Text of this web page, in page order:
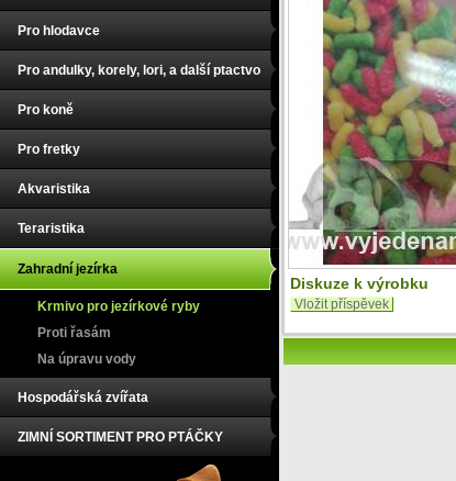
Diskuze k výrobku
Vložit příspěvek
Pro hlodavce
Pro andulky, korely, lori, a další ptactvo
Pro koně
Pro fretky
Akvaristika
Teraristika
Zahradní jezírka
Krmivo pro jezírkové ryby
Proti řasám
Na úpravu vody
Hospodářská zvířata
ZIMNÍ SORTIMENT PRO PTÁČKY